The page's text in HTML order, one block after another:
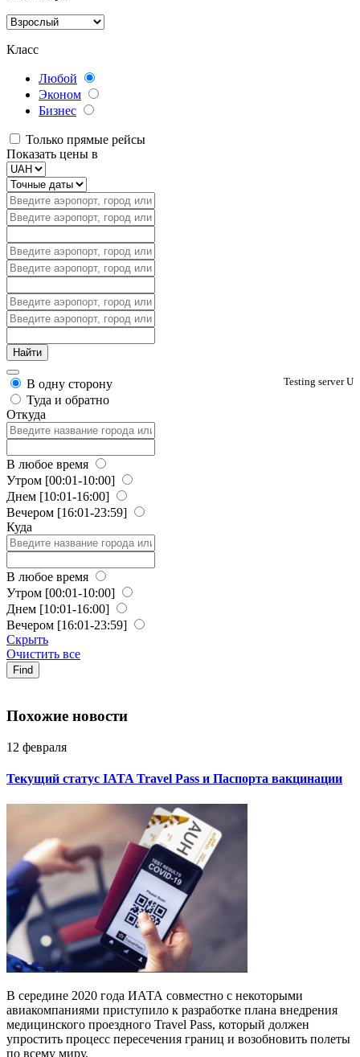
Класс
Любой
Эконом
Бизнес
Только прямые рейсы
Показать цены в
Testing server U
В одну сторону
Туда и обратно
Откуда
В любое время
Утром [00:01-10:00]
Днем [10:01-16:00]
Вечером [16:01-23:59]
Куда
В любое время
Утром [00:01-10:00]
Днем [10:01-16:00]
Вечером [16:01-23:59]
Скрыть
Очистить все
Find
Похожие новости
12 февраля
Текущий статус IATA Travel Pass и Паспорта вакцинации
В середине 2020 года ИАТА совместно с некоторыми
авиакомпаниями приступило к разработке плана внедрения
медицинского проездного Travel Pass, который должен
упростить процесс пересечения границ и возобновить полеты
по всему миру.